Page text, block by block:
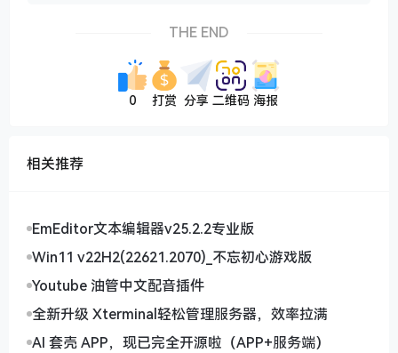
: admin@example
: changeme
信息和密码。
docker-compose pull #下载最新的容器
docker-compose up -d #启动该容器
THE END
0 打赏 分享 二维码 海报
相关推荐
EmEditor文本编辑器v25.2.2专业版
Win11 v22H2(22621.2070)_不忘初心游戏版
Youtube 油管中文配音插件
全新升级 Xterminal轻松管理服务器，效率拉满
AI 套壳 APP，现已完全开源啦（APP+服务端）